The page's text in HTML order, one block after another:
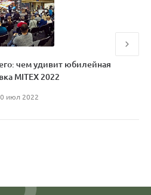
чем удивит юбилейная
MITEX 2022
июл 2022